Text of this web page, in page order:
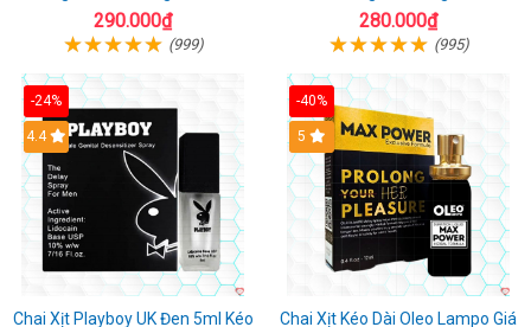
xuất tinh sớm hộp 10 viên
290.000₫
(999)
hộp 4 viên
280.000₫
(995)
-24%
Hot
4.4
Chai Xịt Playboy UK Đen 5ml Kéo
-40%
5
Chai Xịt Kéo Dài Oleo Lampo Giá